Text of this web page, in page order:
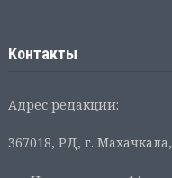
Контакты
Адрес редакции:
367018, РД, г. Махачкала,